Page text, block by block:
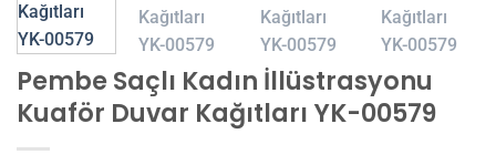
Pembe Saçlı Kadın İllüstrasyonu
Kuaför Duvar Kağıtları YK-00579